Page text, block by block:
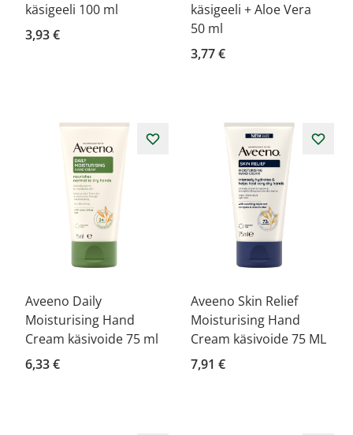
käsigeeli 100 ml
3,93 €
käsigeeli + Aloe Vera
50 ml
3,77 €
Aveeno Daily
Moisturising Hand
Cream käsivoide 75 ml
6,33 €
Aveeno Skin Relief
Moisturising Hand
Cream käsivoide 75 ML
7,91 €